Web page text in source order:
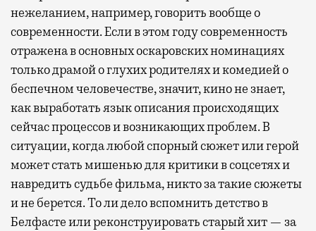
нежеланием, например, говорить вообще о
современности. Если в этом году современность
отражена в основных оскаровских номинациях
только драмой о глухих родителях и комедией о
беспечном человечестве, значит, кино не знает,
как выработать язык описания происходящих
сейчас процессов и возникающих проблем. В
ситуации, когда любой спорный сюжет или герой
может стать мишенью для критики в соцсетях и
навредить судьбе фильма, никто за такие сюжеты
и не берется. То ли дело вспомнить детство в
Белфасте или реконструировать старый хит — за